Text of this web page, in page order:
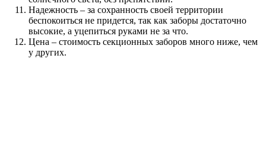
Надежность – за сохранность своей территории
беспокоиться не придется, так как заборы достаточно
высокие, а уцепиться руками не за что.
Цена – стоимость секционных заборов много ниже, чем
у других.